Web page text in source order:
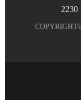
2230